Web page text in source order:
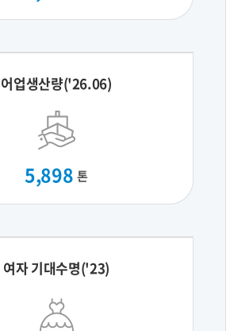
어업생산량('26.06)
5,898 톤
여자 기대수명('23)